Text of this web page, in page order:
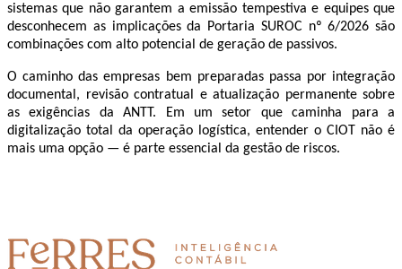
sistemas que não garantem a emissão tempestiva e equipes que
desconhecem as implicações da Portaria SUROC nº 6/2026 são
combinações com alto potencial de geração de passivos.
O caminho das empresas bem preparadas passa por integração
documental, revisão contratual e atualização permanente sobre
as exigências da ANTT. Em um setor que caminha para a
digitalização total da operação logística, entender o CIOT não é
mais uma opção — é parte essencial da gestão de riscos.